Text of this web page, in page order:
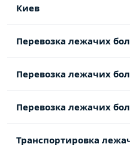
Киев
Перевозка лежачих
Перевозка лежачих
Перевозка лежачих
Транспортировка